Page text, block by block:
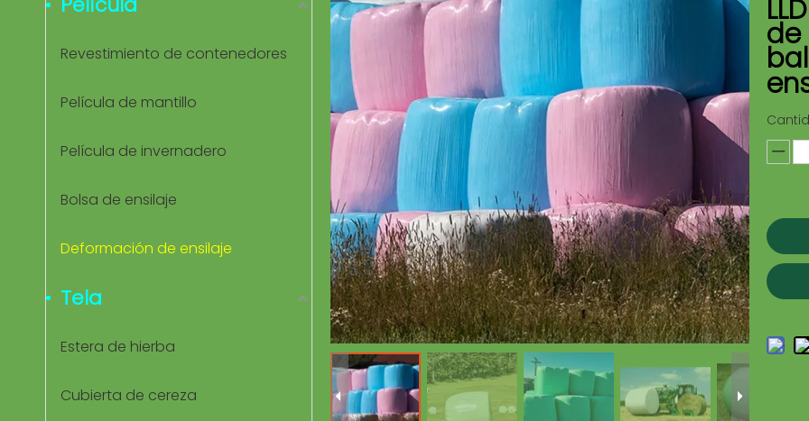
Revestimiento de contenedores
Película de mantillo
Película de invernadero
Bolsa de ensilaje
Deformación de ensilaje
Tela
Estera de hierba
Cubierta de cereza
de